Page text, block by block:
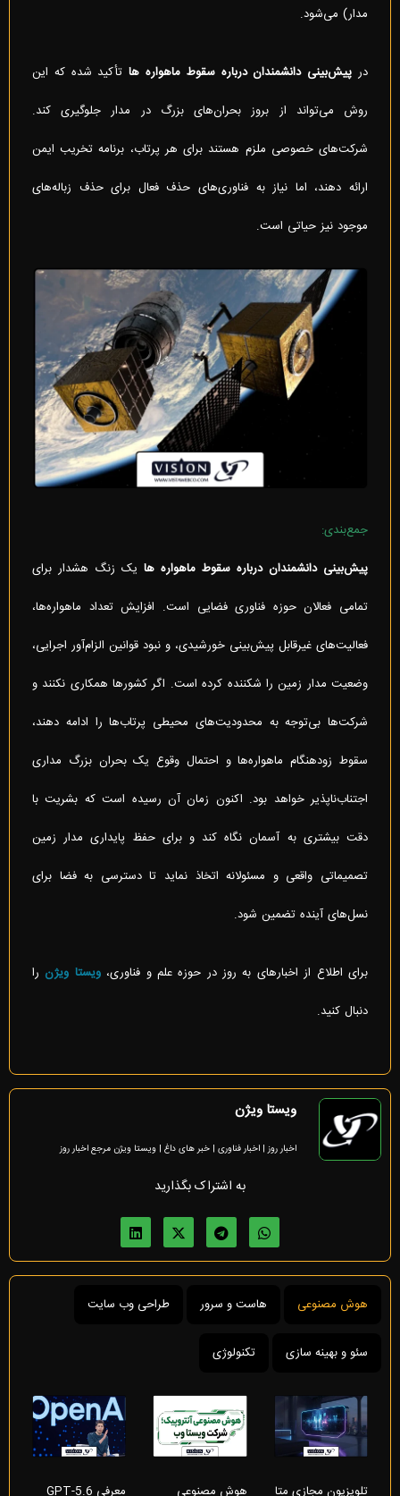
مدار) می‌شود.
در پیش‌بینی دانشمندان درباره سقوط ماهواره هاتأکید شده که این
روش می‌تواند از بروز بحران‌های بزرگ در مدار جلوگیری کند.
شرکت‌های خصوصی ملزم هستند برای هر پرتاب، برنامه تخریب ایمن
ارائه دهند، اما نیاز به فناوری‌های حذف فعال برای حذف زباله‌های
موجود نیز حیاتی است.
جمع‌بندی:
پیش‌بینی دانشمندان درباره سقوط ماهواره ها یک زنگ هشدار برای
تمامی فعالان حوزه فناوری فضایی است. افزایش تعداد ماهواره‌ها،
فعالیت‌های غیرقابل پیش‌بینی خورشیدی، و نبود قوانین الزام‌آور اجرایی،
وضعیت مدار زمین را شکننده کرده است. اگر کشورها همکاری نکنند و
شرکت‌ها بی‌توجه به محدودیت‌های محیطی پرتاب‌ها را ادامه دهند،
سقوط زودهنگام ماهواره‌ها و احتمال وقوع یک بحران بزرگ مداری
اجتناب‌ناپذیر خواهد بود. اکنون زمان آن رسیده است که بشریت با
دقت بیشتری به آسمان نگاه کند و برای حفظ پایداری مدار زمین
تصمیماتی واقعی و مسئولانه اتخاذ نماید تا دسترسی به فضا برای
نسل‌های آینده تضمین شود.
برای اطلاع از اخبارهای به روز در حوزه علم و فناوری،ویستا ویژن را
دنبال کنید.
ویستا ویژن
اخبار روز | اخبار فناوری | خبر های داغ | ویستا ویژن مرجع اخبار روز
به اشتراک بگذارید
هوش مصنوعی هاست و سرور طراحی وب سایت
سئو و بهینه سازی تکنولوژی
معرفی GPT-5.6
هوش مصنوعی
تلویزیون مجازی متا